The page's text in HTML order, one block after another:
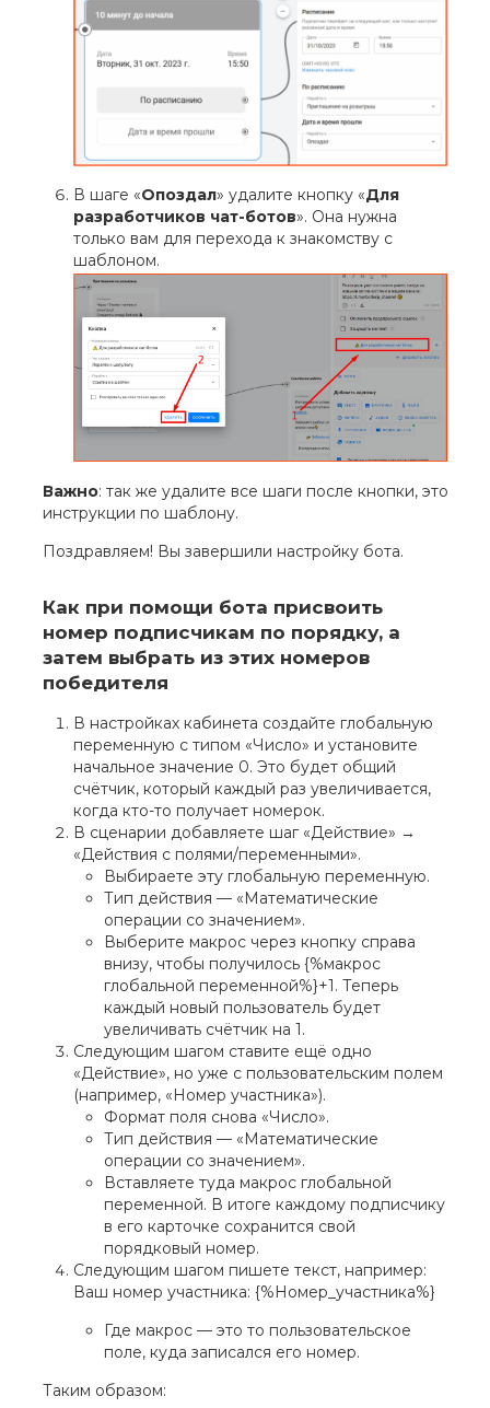
В шаге «Опоздал» удалите кнопку «Для
разработчиков чат-ботов». Она нужна
только вам для перехода к знакомству с
шаблоном.
Важно: так же удалите все шаги после кнопки, это
инструкции по шаблону.
Поздравляем! Вы завершили настройку бота.
Как при помощи бота присвоить
номер подписчикам по порядку, а
затем выбрать из этих номеров
победителя
В настройках кабинета создайте глобальную
переменную с типом «Число» и установите
начальное значение 0. Это будет общий
счётчик, который каждый раз увеличивается,
когда кто-то получает номерок.
В сценарии добавляете шаг «Действие» →
«Действия с полями/переменными».
Выбираете эту глобальную переменную.
Тип действия — «Математические
операции со значением».
Выберите макрос через кнопку справа
внизу, чтобы получилось {%макрос
глобальной переменной%}+1. Теперь
каждый новый пользователь будет
увеличивать счётчик на 1.
Следующим шагом ставите ещё одно
«Действие», но уже с пользовательским полем
(например, «Номер участника»).
Формат поля снова «Число».
Тип действия — «Математические
операции со значением».
Вставляете туда макрос глобальной
переменной. В итоге каждому подписчику
в его карточке сохранится свой
порядковый номер.
Следующим шагом пишете текст, например:
Ваш номер участника: {%Номер_участника%}
Где макрос — это то пользовательское
поле, куда записался его номер.
Таким образом: